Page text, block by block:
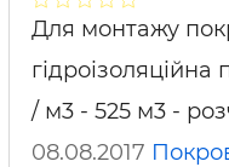
Для монтажу
/ м3 - 525 м3 -
08.08.2017